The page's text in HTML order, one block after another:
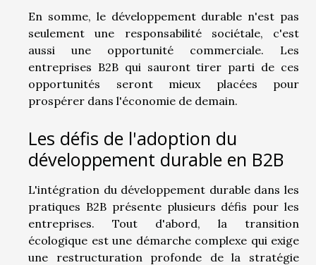
En somme, le développement durable n'est pas
seulement une responsabilité sociétale, c'est
aussi une opportunité commerciale. Les
entreprises B2B qui sauront tirer parti de ces
opportunités seront mieux placées pour
prospérer dans l'économie de demain.
Les défis de l'adoption du
développement durable en B2B
L'intégration du développement durable dans les
pratiques B2B présente plusieurs défis pour les
entreprises. Tout d'abord, la transition
écologique est une démarche complexe qui exige
une restructuration profonde de la stratégie